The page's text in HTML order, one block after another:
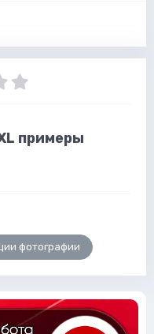
примеры
фотографии